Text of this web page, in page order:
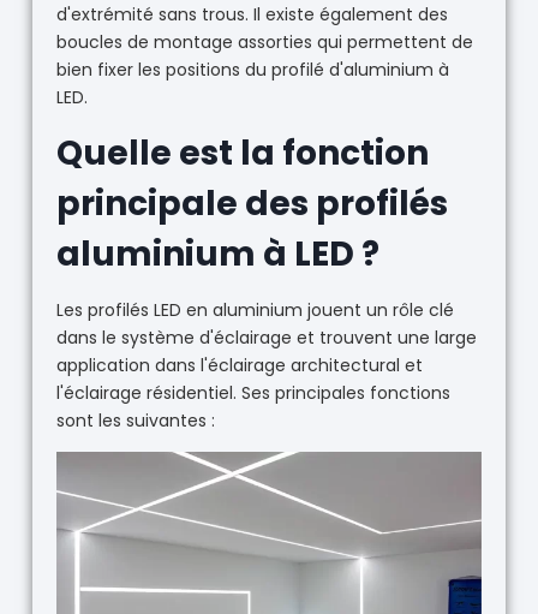
d'extrémité sans trous. Il existe également des
boucles de montage assorties qui permettent de
bien fixer les positions du profilé d'aluminium à
LED.
Quelle est la fonction
principale des profilés
aluminium à LED ?
Les profilés LED en aluminium jouent un rôle clé
dans le système d'éclairage et trouvent une large
application dans l'éclairage architectural et
l'éclairage résidentiel. Ses principales fonctions
sont les suivantes :